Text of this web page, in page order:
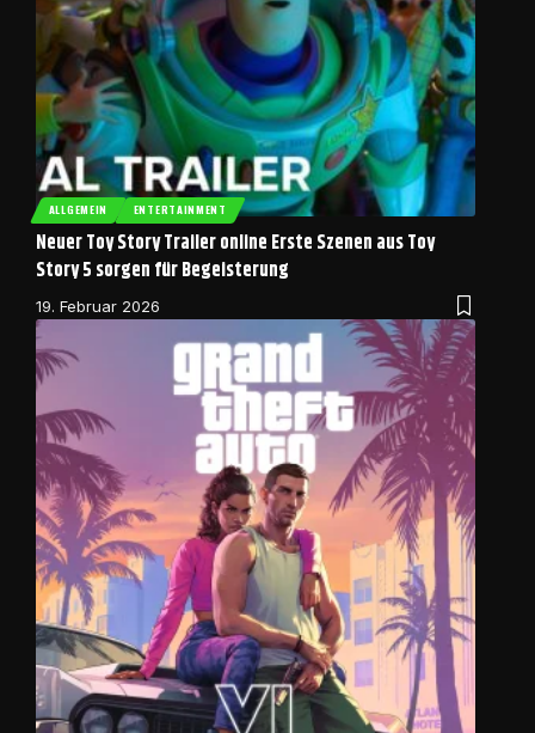
ALLGEMEIN ENTERTAINMENT
Neuer Toy Story Trailer online Erste Szenen aus Toy
Story 5 sorgen für Begeisterung
19. Februar 2026